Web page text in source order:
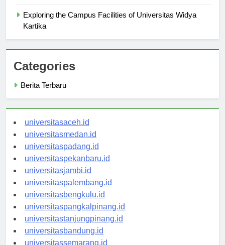
Exploring the Campus Facilities of Universitas Widya
Categories
universitasaceh.id
universitasmedan.id
universitaspadang.id
universitaspekanbaru.id
universitasjambi.id
universitaspalembang.id
universitasbengkulu.id
universitaspangkalpinang.id
universitastanjungpinang.id
universitasbandung.id